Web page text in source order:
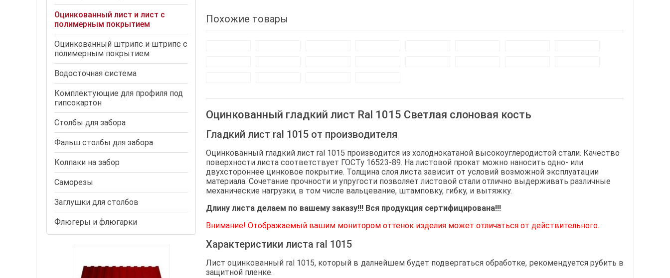
Оцинкованный лист и лист с
полимерным покрытием
Оцинкованный штрипс и штрипс с
полимерным покрытием
Водосточная система
Комплектующие для профиля под
гипсокартон
Столбы для забора
Фальш столбы для забора
Колпаки на забор
Cаморезы
Заглушки для столбов
Флюгеры и флюгарки
Похожие товары
Оцинкованный гладкий лист Ral 1015 Светлая слоновая кость
Гладкий лист ral 1015 от производителя
Оцинкованный гладкий лист ral 1015 производится из холоднокатаной высокоуглеродистой стали. Качество
поверхности листа соответствует ГОСТу 16523-89. На листовой прокат можно наносить одно- или
двухстороннее цинковое покрытие. Толщина слоя листа зависит от условий возможной эксплуатации
материала. Сочетание прочности и упругости позволяет листовой стали отлично выдерживать различные
механические нагрузки, в том числе вальцевание, штамповку, гибку, и вытяжку.
Длину листа делаем по вашему заказу!!! Вся продукция сертифицирована!!!
Внимание! Отображаемый вашим монитором оттенок изделия может отличаться от действительного.
Характеристики листа ral 1015
Лист оцинкованный ral 1015, который в далнейшем будет подвергаться обработке, рекомендуется рубить в
защитной пленке.